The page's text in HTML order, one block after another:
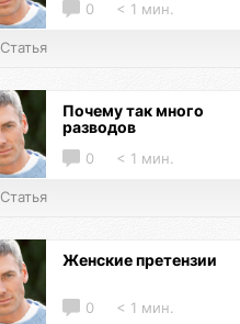
0 < 1 мин.
Статья
Почему так много
разводов
0 < 1 мин.
Статья
Женские претензии
0 < 1 мин.